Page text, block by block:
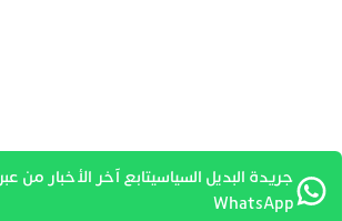
جريدة البديل السياسيتابع آخر الأخبار من عبر
WhatsApp